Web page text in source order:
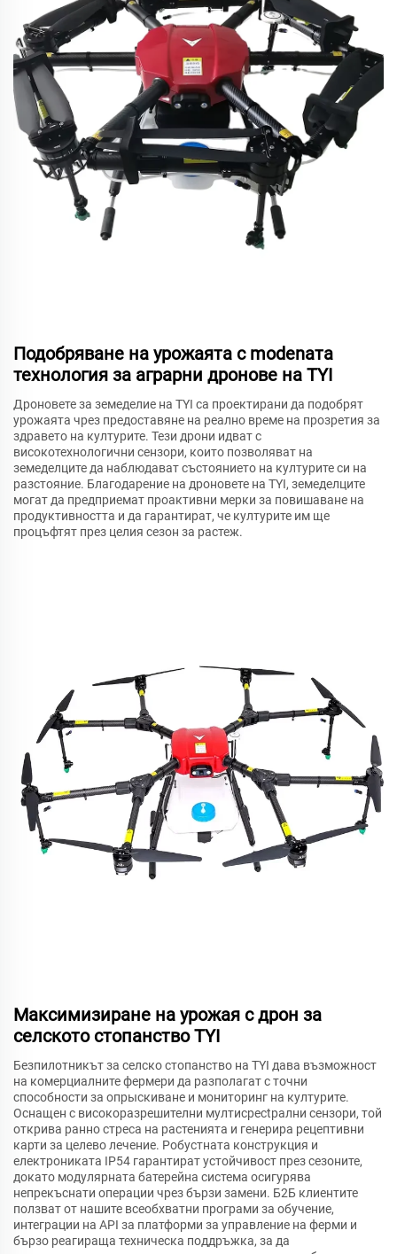
Подобряване на урожаята с modenата
технология за аграрни дронове на TYI
Дроновете за земеделие на TYI са проектирани да подобрят
урожаята чрез предоставяне на реално време на прозретия за
здравето на културите. Тези дрони идват с
високотехнологични сензори, които позволяват на
земеделците да наблюдават състоянието на културите си на
разстояние. Благодарение на дроновете на TYI, земеделците
могат да предприемат проактивни мерки за повишаване на
продуктивността и да гарантират, че културите им ще
процъфтят през целия сезон за растеж.
Максимизиране на урожая с дрон за
селското стопанство TYI
Безпилотникът за селско стопанство на TYI дава възможност
на комерциалните фермери да разполагат с точни
способности за опрыскиване и мониторинг на културите.
Оснащен с високоразрешителни мултисpectрални сензори, той
открива ранно стреса на растенията и генерира рецептивни
карти за целево лечение. Робустната конструкция и
електрониката IP54 гарантират устойчивост през сезоните,
докато модулярната батерейна система осигурява
непрекъснати операции чрез бързи замени. Б2Б клиентите
ползват от нашите всеобхватни програми за обучение,
интеграции на API за платформи за управление на ферми и
бързо реагираща техническа поддръжка, за да